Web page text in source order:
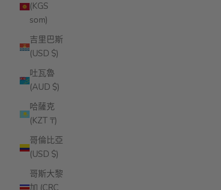
(KGS
som)
吉里巴斯
(USD $)
吐瓦魯
(AUD $)
哈薩克
(KZT ₸)
哥倫比亞
(USD $)
哥斯大黎